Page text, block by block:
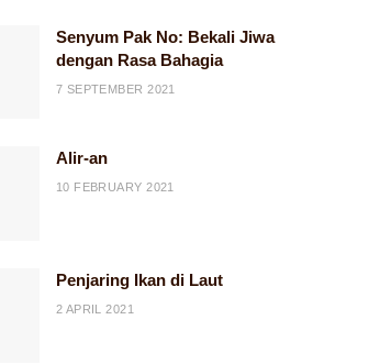
Senyum Pak No: Bekali Jiwa
dengan Rasa Bahagia
7 SEPTEMBER 2021
Alir-an
10 FEBRUARY 2021
Penjaring Ikan di Laut
2 APRIL 2021